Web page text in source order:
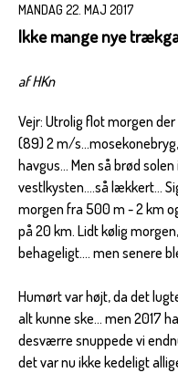
MANDAG 22. MAJ 2017
Ikke mange nye
af HKn
Vejr: Utrolig flot morgen
(89) 2 m/
havgus... Men så brød
vestlkysten....så lækkert...
morgen fra 500 m - 2 km
på 20 km. Lidt kølig
behageligt.... men senere
Humørt var højt, da det
alt kunne ske... men 2017
desværre snuppede vi
det var nu ikke kedeligt